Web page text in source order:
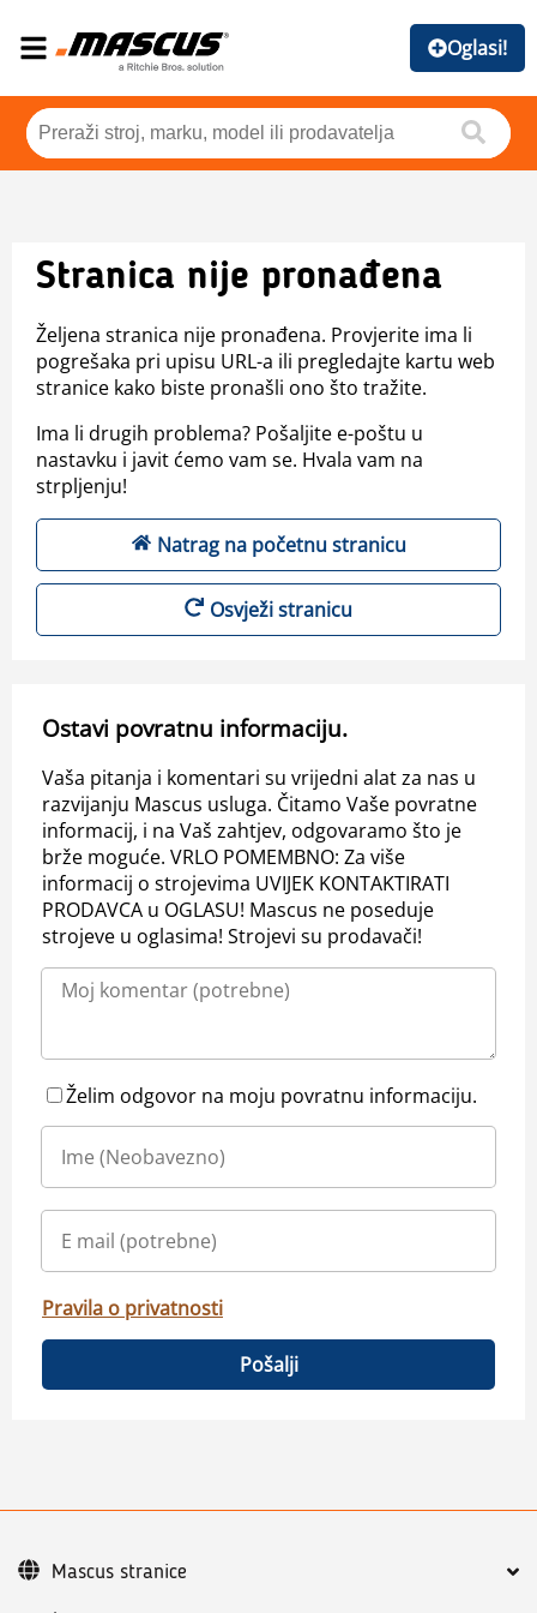
Oglasi!
Stranica nije pronađena
Željena stranica nije pronađena. Provjerite ima li
pogrešaka pri upisu URL-a ili pregledajte kartu web
stranice kako biste pronašli ono što tražite.
Ima li drugih problema? Pošaljite e-poštu u
nastavku i javit ćemo vam se. Hvala vam na
strpljenju!
Natrag na početnu stranicu
Osvježi stranicu
Ostavi povratnu informaciju.
Vaša pitanja i komentari su vrijedni alat za nas u
razvijanju Mascus usluga. Čitamo Vaše povratne
informacij, i na Vaš zahtjev, odgovaramo što je
brže moguće. VRLO POMEMBNO: Za više
informacij o strojevima UVIJEK KONTAKTIRATI
PRODAVCA u OGLASU! Mascus ne poseduje
strojeve u oglasima! Strojevi su prodavači!
Želim odgovor na moju povratnu informaciju.
Pravila o privatnosti
Pošalji
Mascus stranice